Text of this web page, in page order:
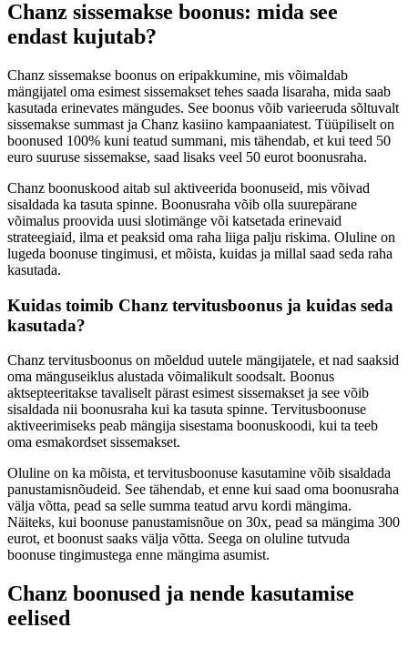
Chanz sissemakse boonus: mida see
endast kujutab?
Chanz sissemakse boonus on eripakkumine, mis võimaldab
mängijatel oma esimest sissemakset tehes saada lisaraha, mida saab
kasutada erinevates mängudes. See boonus võib varieeruda sõltuvalt
sissemakse summast ja Chanz kasiino kampaaniatest. Tüüpiliselt on
boonused 100% kuni teatud summani, mis tähendab, et kui teed 50
euro suuruse sissemakse, saad lisaks veel 50 eurot boonusraha.
Chanz boonuskood aitab sul aktiveerida boonuseid, mis võivad
sisaldada ka tasuta spinne. Boonusraha võib olla suurepärane
võimalus proovida uusi slotimänge või katsetada erinevaid
strateegiaid, ilma et peaksid oma raha liiga palju riskima. Oluline on
lugeda boonuse tingimusi, et mõista, kuidas ja millal saad seda raha
kasutada.
Kuidas toimib Chanz tervitusboonus ja kuidas seda
kasutada?
Chanz tervitusboonus on mõeldud uutele mängijatele, et nad saaksid
oma mänguseiklus alustada võimalikult soodsalt. Boonus
aktsepteeritakse tavaliselt pärast esimest sissemakset ja see võib
sisaldada nii boonusraha kui ka tasuta spinne. Tervitusboonuse
aktiveerimiseks peab mängija sisestama boonuskoodi, kui ta teeb
oma esmakordset sissemakset.
Oluline on ka mõista, et tervitusboonuse kasutamine võib sisaldada
panustamisnõudeid. See tähendab, et enne kui saad oma boonusraha
välja võtta, pead sa selle summa teatud arvu kordi mängima.
Näiteks, kui boonuse panustamisnõue on 30x, pead sa mängima 300
eurot, et boonust saaks välja võtta. Seega on oluline tutvuda
boonuse tingimustega enne mängima asumist.
Chanz boonused ja nende kasutamise
eelised